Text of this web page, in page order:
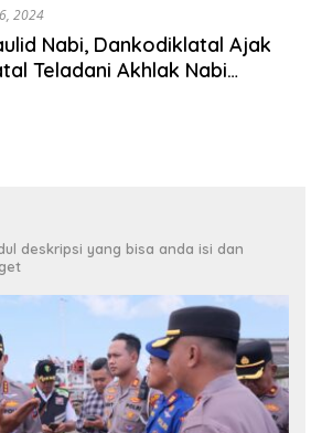
2024
Nabi, Dankodiklatal Ajak
Teladani Akhlak Nabi
deskripsi yang bisa anda isi dan